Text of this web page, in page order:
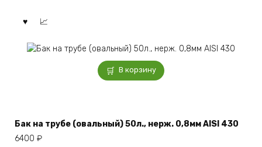
В корзину
Бак на трубе (овальный) 50л., нерж. 0,8мм AISI 430
6400 ₽